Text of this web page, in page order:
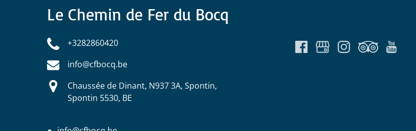
Le Chemin de Fer du Bocq
+3282860420
info@cfbocq.be
Chaussée de Dinant, N937 3A, Spontin,
Spontin 5530, BE